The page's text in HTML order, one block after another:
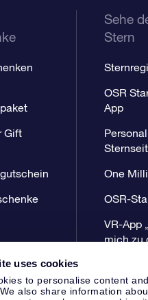
uses cookies
to personalise content
also share information
Gift
Sehe
Stern
OSR
App
One
OSR-
VR-App
mich zu